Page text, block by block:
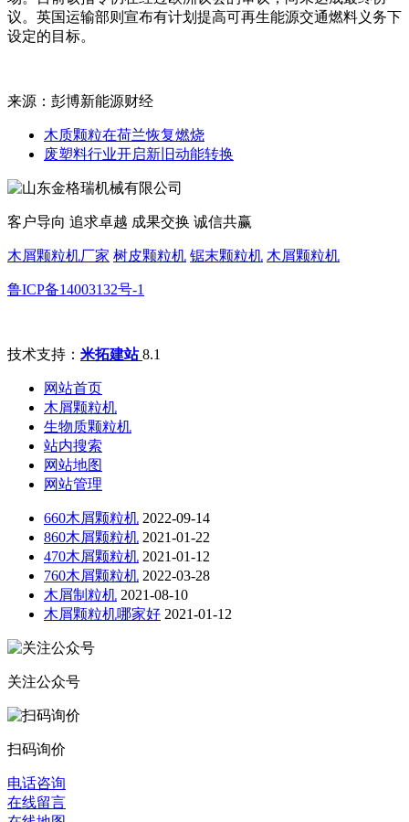
议。英国运输部则宣布有计划提高可再生能源交通燃料义务下
设定的目标。
来源：彭博新能源财经
木质颗粒在荷兰恢复燃烧
废塑料行业开启新旧动能转换
客户导向 追求卓越 成果交换 诚信共赢
木屑颗粒机厂家 树皮颗粒机 锯末颗粒机 木屑颗粒机
鲁ICP备14003132号-1
技术支持： 米拓建站8.1
网站首页
木屑颗粒机
生物质颗粒机
站内搜索
网站地图
网站管理
660木屑颗粒机 2022-09-14
860木屑颗粒机 2021-01-22
470木屑颗粒机 2021-01-12
760木屑颗粒机 2022-03-28
木屑制粒机 2021-08-10
木屑颗粒机哪家好 2021-01-12
关注公众号
扫码询价
电话咨询
在线留言